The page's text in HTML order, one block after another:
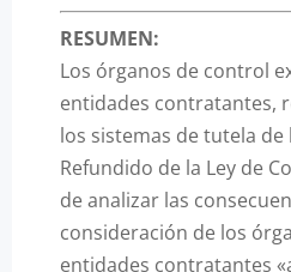
RESUMEN:
Los órganos de control
entidades contratantes,
los sistemas de tutela
Refundido de la Ley de
de analizar las
consideración de los
entidades contratantes